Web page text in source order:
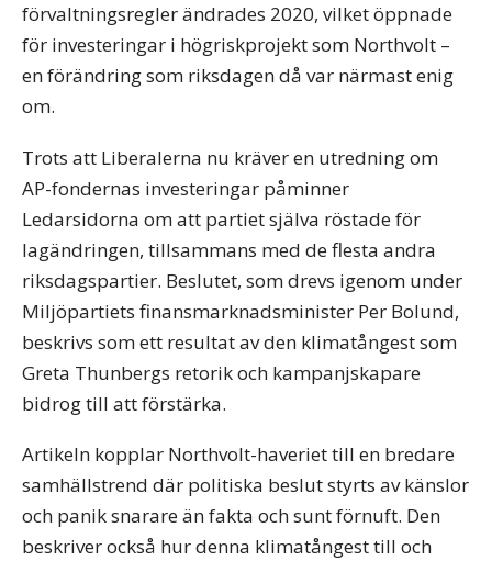
förvaltningsregler ändrades 2020, vilket öppnade
för investeringar i högriskprojekt som Northvolt –
en förändring som riksdagen då var närmast enig
om.
Trots att Liberalerna nu kräver en utredning om
AP-fondernas investeringar påminner
Ledarsidorna om att partiet själva röstade för
lagändringen, tillsammans med de flesta andra
riksdagspartier. Beslutet, som drevs igenom under
Miljöpartiets finansmarknadsminister Per Bolund,
beskrivs som ett resultat av den klimatångest som
Greta Thunbergs retorik och kampanjskapare
bidrog till att förstärka.
Artikeln kopplar Northvolt-haveriet till en bredare
samhällstrend där politiska beslut styrts av känslor
och panik snarare än fakta och sunt förnuft. Den
beskriver också hur denna klimatångest till och